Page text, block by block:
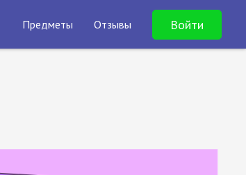
Предметы Отзывы Войти